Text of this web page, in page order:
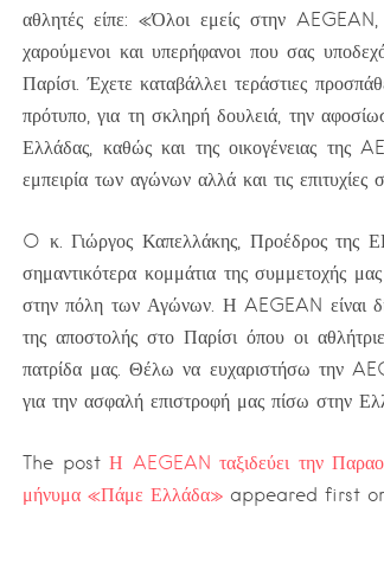
αθλητές είπε: «Όλοι εμείς στην AEGEAN,
χαρούμενοι και υπερήφανοι που σας
Παρίσι. Έχετε καταβάλλει τεράστιες
πρότυπο, για τη σκληρή δουλειά, την
Ελλάδας, καθώς και της οικογένειας της
εμπειρία των αγώνων αλλά και τις
O κ. Γιώργος Καπελλάκης, Προέδρος της
σημαντικότερα κομμάτια της συμμετοχής
στην πόλη των Αγώνων. Η AEGEAN είναι
της αποστολής στο Παρίσι όπου οι
πατρίδα μας. Θέλω να ευχαριστήσω την
για την ασφαλή επιστροφή μας πίσω στην
The post Η AEGEAN ταξιδεύει την
μήνυμα «Πάμε Ελλάδα» appeared first